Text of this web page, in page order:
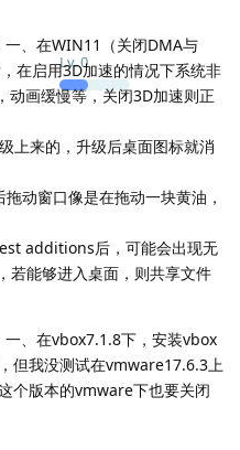
Lv.0
一、在WIN11（关闭DMA与
在启用3D加速的情况下系统非
动画缓慢等，关闭3D加速则正
上来的，升级后桌面图标就消
动窗口像是在拖动一块黄油，
additions后，可能会出现无
若能够进入桌面，则共享文件
一、在vbox7.1.8下，安装vbox
但我没测试在vmware17.6.3上
个版本的vmware下也要关闭